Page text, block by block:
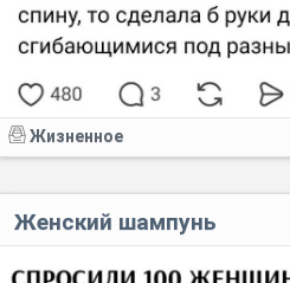
Жизненное
Женский шампунь